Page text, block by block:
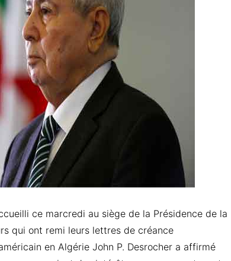
ce marcredi au siège de la Présidence de la
qui ont remi leurs lettres de créance
en Algérie John P. Desrocher a affirmé